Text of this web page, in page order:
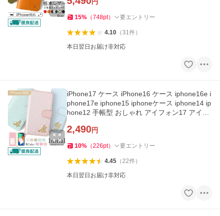
15% （748pt） 要エントリー
4.10（31件）
本日翌日お届け非対応
iPhone17 ケース iPhone16 ケース iphone16e i
phone17e iphone15 iphoneケース iphone14 ip
hone12 手帳型 おしゃれ アイフォン17 アイフ
2,490円
10% （226pt） 要エントリー
4.45（22件）
本日翌日お届け非対応